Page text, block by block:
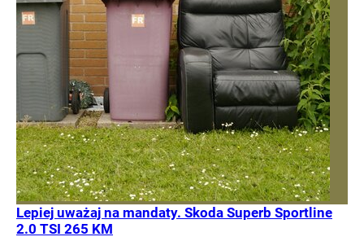
Lepiej uważaj na mandaty. Skoda Superb Sportline
2.0 TSI 265 KM